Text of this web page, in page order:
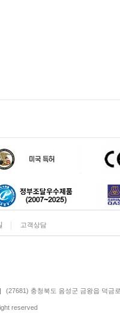
고객상담
(27681) 충청북도 음성군 금왕읍 덕금
reserved